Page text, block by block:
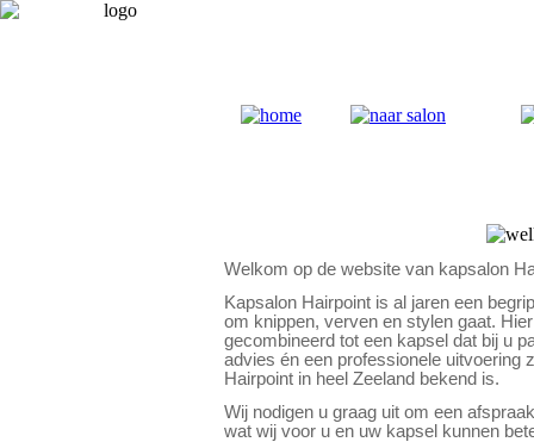
Welkom op de website van kapsalon
Kapsalon Hairpoint is al jaren een
om knippen, verven en stylen gaat.
gecombineerd tot een kapsel dat bij u
advies én een professionele uitvoering
Hairpoint in heel Zeeland bekend is.
Wij nodigen u graag uit om een
wat wij voor u en uw kapsel kunnen